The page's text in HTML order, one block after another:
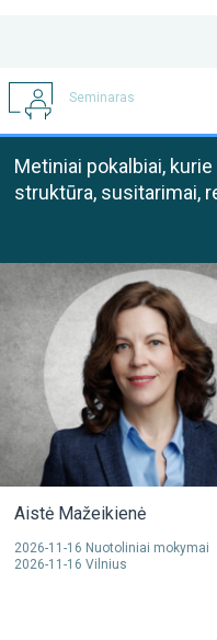
Seminaras
Metiniai pokalbiai, kurie
struktūra, susitarimai,
Aistė Mažeikienė
2026-11-16 Nuotoliniai mokymai
2026-11-16 Vilnius